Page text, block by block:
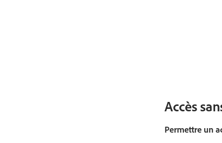
Accès
Permettre un